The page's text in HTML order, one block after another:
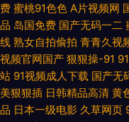
A网站 91
费 蜜桃91色色 A片视频网
品 岛国免费 国产无码一二
线 熟女自拍偷拍 青青久视
视频官网国产 狠狠操-91
站 91视频成人下载 国产无
美狠狠插 日韩精品高清 黄
品 日本一级电影 久草网页